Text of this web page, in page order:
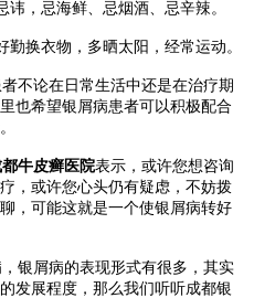
，忌海鲜、忌烟酒、忌辛辣。
换衣物，多晒太阳，经常运动。
不论在日常生活中还是在治疗期
也希望银屑病患者可以积极配合
牛皮癣医院表示，或许您想咨询
，或许您心头仍有疑虑，不妨拨
，可能这就是一个使银屑病转好
银屑病的表现形式有很多，其实
发展程度，那么我们听听成都银